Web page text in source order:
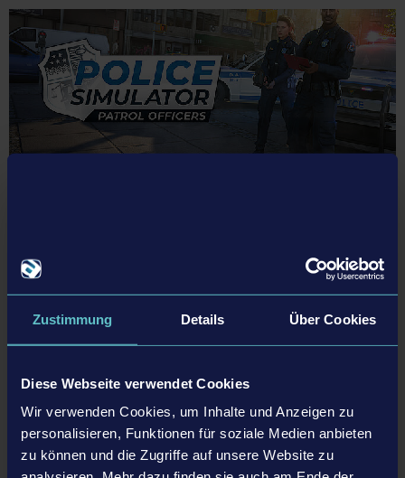
Zustimmung Details Über Cookies
Diese Webseite verwendet Cookies
Wir verwenden Cookies, um Inhalte und Anzeigen zu
personalisieren, Funktionen für soziale Medien anbieten
zu können und die Zugriffe auf unsere Website zu
Spielekatalog von PlayStation®Plus verfügbar
freuen sich bekannt geben zu können, dass der Simulations-Hit Police
Simulator: Patrol Officers ab sofort im Spielekatalog von
PlayStation®Plus enthalten ist.